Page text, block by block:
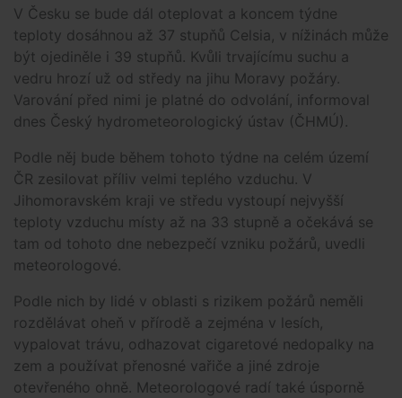
V Česku se bude dál oteplovat a koncem týdne
teploty dosáhnou až 37 stupňů Celsia, v nížinách může
být ojediněle i 39 stupňů. Kvůli trvajícímu suchu a
vedru hrozí už od středy na jihu Moravy požáry.
Varování před nimi je platné do odvolání, informoval
dnes Český hydrometeorologický ústav (ČHMÚ).
Podle něj bude během tohoto týdne na celém území
ČR zesilovat příliv velmi teplého vzduchu. V
Jihomoravském kraji ve středu vystoupí nejvyšší
teploty vzduchu místy až na 33 stupně a očekává se
tam od tohoto dne nebezpečí vzniku požárů, uvedli
meteorologové.
Podle nich by lidé v oblasti s rizikem požárů neměli
rozdělávat oheň v přírodě a zejména v lesích,
vypalovat trávu, odhazovat cigaretové nedopalky na
zem a používat přenosné vařiče a jiné zdroje
otevřeného ohně. Meteorologové radí také úsporně